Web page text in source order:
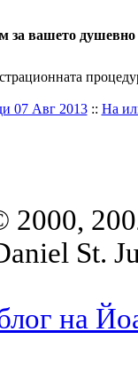
вашето душевно
07 Авг 2013:: На
2000,
St.
на